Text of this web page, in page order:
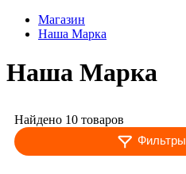
Магазин
Наша Марка
Наша Марка
Найдено 10 товаров
Фильтры